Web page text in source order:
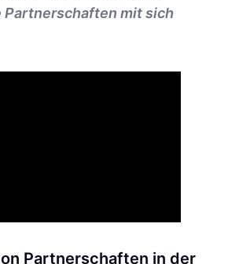
Partnerschaften mit sich
Partnerschaften in der